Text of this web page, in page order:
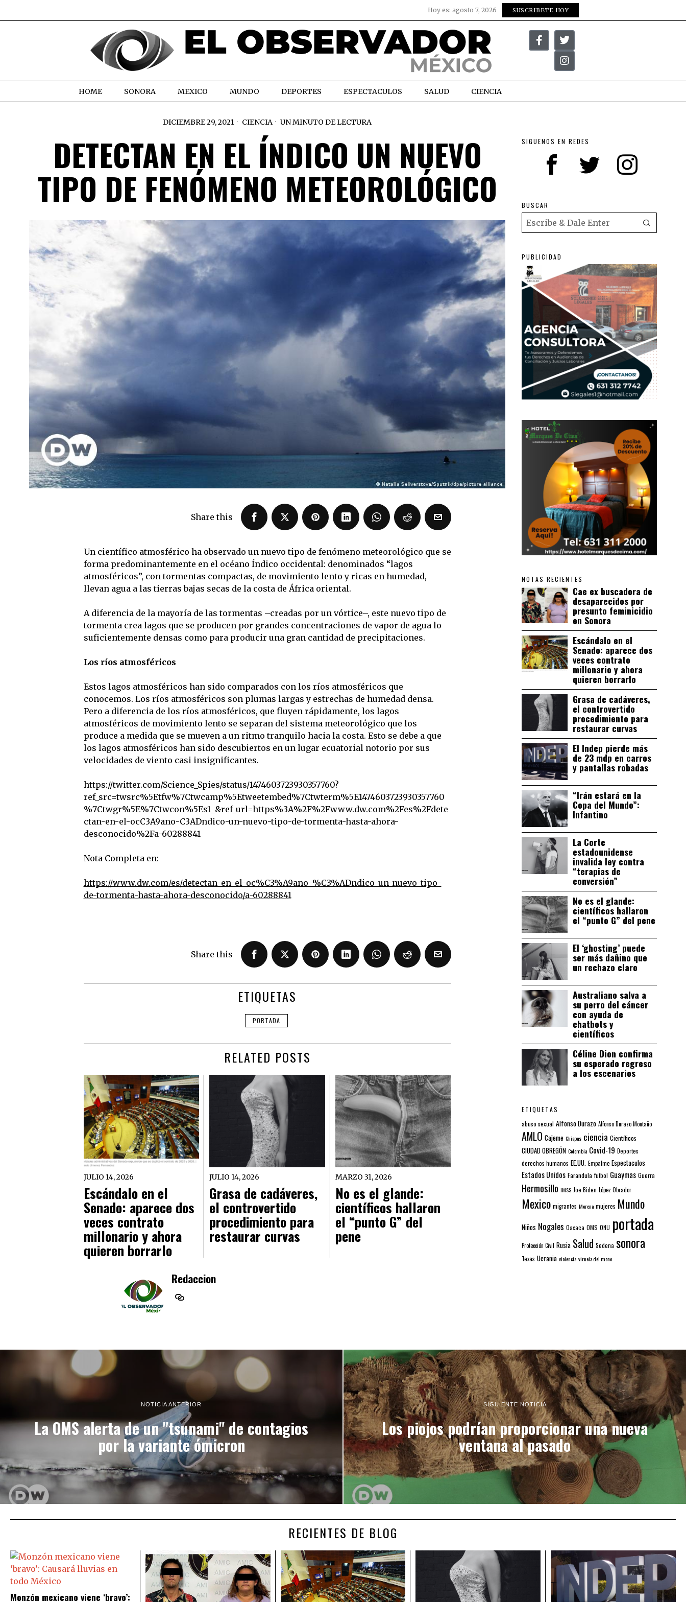
Hoy es: agosto 7, 2026 SUSCRIBETE HOY
HOME SONORA MEXICO MUNDO DEPORTES ESPECTACULOS SALUD CIENCIA
DICIEMBRE 29, 2021 CIENCIA UN MINUTO DE LECTURA
DETECTAN EN EL ÍNDICO UN NUEVO
TIPO DE FENÓMENO METEOROLÓGICO
Share this
Un científico atmosférico ha observado un nuevo tipo de fenómeno meteorológico que se
forma predominantemente en el océano Índico occidental: denominados “lagos
atmosféricos”, con tormentas compactas, de movimiento lento y ricas en humedad,
llevan agua a las tierras bajas secas de la costa de África oriental.
A diferencia de la mayoría de las tormentas –creadas por un vórtice–, este nuevo tipo de
tormenta crea lagos que se producen por grandes concentraciones de vapor de agua lo
suficientemente densas como para producir una gran cantidad de precipitaciones.
Los ríos atmosféricos
Estos lagos atmosféricos han sido comparados con los ríos atmosféricos que
conocemos. Los ríos atmosféricos son plumas largas y estrechas de humedad densa.
Pero a diferencia de los ríos atmosféricos, que fluyen rápidamente, los lagos
atmosféricos de movimiento lento se separan del sistema meteorológico que los
produce a medida que se mueven a un ritmo tranquilo hacia la costa. Esto se debe a que
los lagos atmosféricos han sido descubiertos en un lugar ecuatorial notorio por sus
velocidades de viento casi insignificantes.
https://twitter.com/Science_Spies/status/1474603723930357760?
ref_src=twsrc%5Etfw%7Ctwcamp%5Etweetembed%7Ctwterm%5E1474603723930357760
%7Ctwgr%5E%7Ctwcon%5Es1_&ref_url=https%3A%2F%2Fwww.dw.com%2Fes%2Fdete
ctan-en-el-ocC3A9ano-C3ADndico-un-nuevo-tipo-de-tormenta-hasta-ahora-
desconocido%2Fa-60288841
Nota Completa en:
https://www.dw.com/es/detectan-en-el-oc%C3%A9ano-%C3%ADndico-un-nuevo-tipo-
de-tormenta-hasta-ahora-desconocido/a-60288841
Share this
ETIQUETAS
PORTADA
RELATED POSTS
JULIO 14, 2026
Escándalo en el
Senado: aparece dos
veces contrato
millonario y ahora
quieren borrarlo
JULIO 14, 2026
Grasa de cadáveres,
el controvertido
procedimiento para
restaurar curvas
MARZO 31, 2026
No es el glande:
científicos hallaron
el “punto G” del
pene
Redaccion
SIGUENOS EN REDES
BUSCAR
PUBLICIDAD
NOTAS RECIENTES
Cae ex buscadora de
desaparecidos por
presunto feminicidio
en Sonora
Escándalo en el
Senado: aparece dos
veces contrato
millonario y ahora
quieren borrarlo
Grasa de cadáveres,
el controvertido
procedimiento para
restaurar curvas
El Indep pierde más
de 23 mdp en carros
y pantallas robadas
“Irán estará en la
Copa del Mundo”:
Infantino
La Corte
estadounidense
invalida ley contra
“terapias de
conversión”
No es el glande:
científicos hallaron
el “punto G” del pene
El ‘ghosting’ puede
ser más dañino que
un rechazo claro
Australiano salva a
su perro del cáncer
con ayuda de
chatbots y
científicos
Céline Dion confirma
su esperado regreso
a los escenarios
ETIQUETAS
abuso sexual Alfonso Durazo Alfonso Durazo Montaño
AMLO Cajeme Chiapas ciencia Científicos
CIUDAD OBREGÓN Colombia Covid-19 Deportes
derechos humanos EE.UU. Empalme Espectaculos
Estados Unidos Farandula futbol Guaymas Guerra
Hermosillo IMSS Joe Biden López Obrador
Mexico migrantes Morena mujeres Mundo
Niños Nogales Oaxaca OMS ONU portada
Protección Civil Rusia Salud Sedena sonora
Texas Ucrania violencia viruela del mono
NOTICIA ANTERIOR
La OMS alerta de un "tsunami" de contagios
por la variante ómicron
SIGUIENTE NOTICIA
Los piojos podrían proporcionar una nueva
ventana al pasado
RECIENTES DE BLOG
Monzón mexicano viene ‘bravo’: